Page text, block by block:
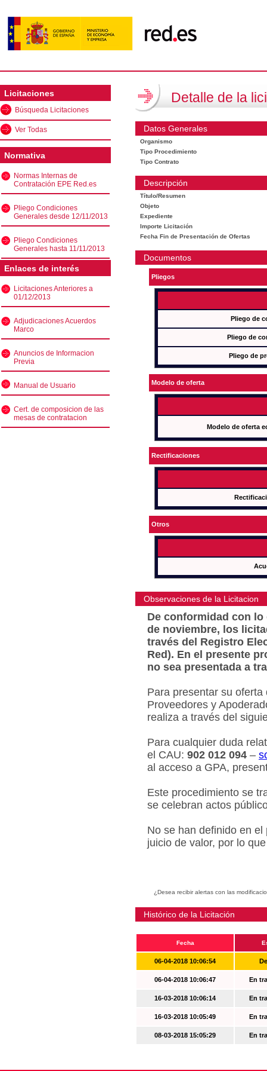
Licitaciones
Búsqueda Licitaciones
Ver Todas
Normativa
Normas Internas de
Contratación EPE Red.es
Pliego Condiciones
Generales desde 12/11/2013
Pliego Condiciones
Generales hasta 11/11/2013
Enlaces de interés
Licitaciones Anteriores a
01/12/2013
Adjudicaciones Acuerdos
Marco
Anuncios de Informacion
Previa
Manual de Usuario
Cert. de composicion de las
mesas de contratacion
Detalle de la
Datos Generales
Organismo
Tipo Procedimiento
Tipo Contrato
Descripción
Título/Resumen
Objeto
Expediente
Importe Licitación
Fecha Fin de Presentación de Ofertas
Documentos
Pliegos
Pliego de
Pliego de
Pliego de
Modelo de oferta
Modelo de oferta
Rectificaciones
Otros
Observaciones de la Licitacion
De conformidad con lo
de noviembre, los
través del Registro
Red). En el presente
no sea presentada a
Para presentar su
Proveedores y
realiza a través del
Para cualquier duda
el CAU: 902 012 094 –
al acceso a GPA,
Este procedimiento se
se celebran actos
No se han definido en
juicio de valor, por lo
¿Desea recibir alertas con las
Histórico de la Licitación
Fecha
06-04-2018 10:06:54
06-04-2018 10:06:47 En
16-03-2018 10:06:14 En
16-03-2018 10:05:49 En
08-03-2018 15:05:29 En